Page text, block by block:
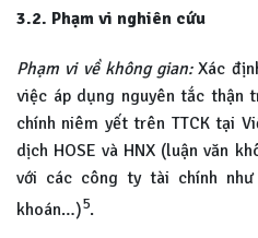
3.2. Phạm vi nghiên cứu
Phạm vi về không gian:Xác
việc áp dụng nguyên tắc thận
chính niêm yết trên TTCK tại
dịch HOSE và HNX (luận văn
với các công ty tài chính
khoán…)5.